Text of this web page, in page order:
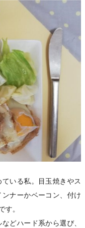
いる私。目玉焼きやス
ナーかベーコン、付け
。
どハード系から選び、